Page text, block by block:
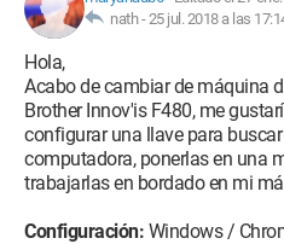
nath -25 jul. 2018 a las
Hola,
Acabo de cambiar de máquina
Brother Innov'is F480, me
configurar una llave para
computadora, ponerlas en una
trabajarlas en bordado en mi
Configuración: Windows /